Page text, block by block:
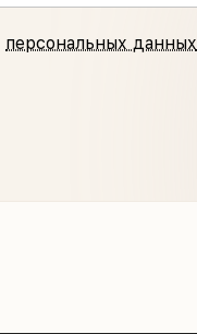
персональных данных